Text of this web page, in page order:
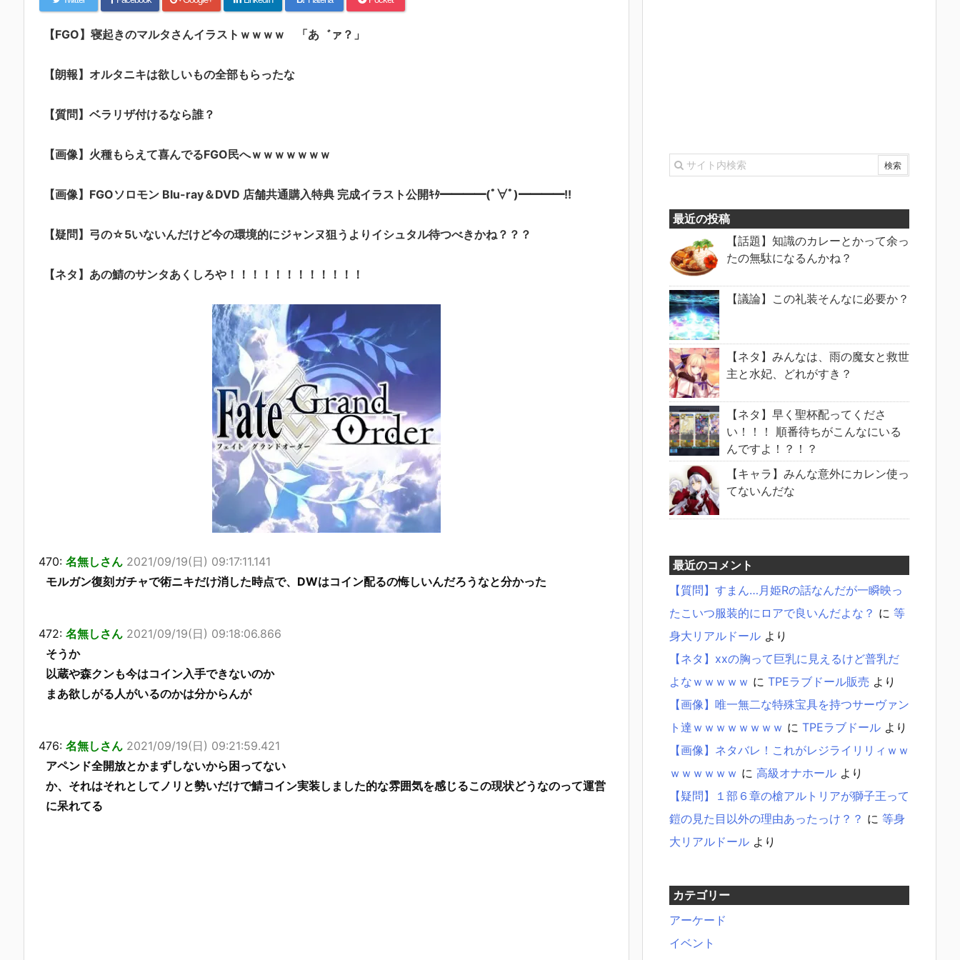
【FGO】寝起きのマルタさんイラストｗｗｗｗ 「あ゛ァ？」
【朗報】オルタニキは欲しいもの全部もらったな
【質問】ベラリザ付けるなら誰？
【画像】火種もらえて喜んでるFGO民へｗｗｗｗｗｗｗ
【画像】FGOソロモン Blu-ray＆DVD 店舗共通購入特典 完成イラスト公開ｷﾀ━━━━(ﾟ∀ﾟ)━━━━!!
【疑問】弓の☆5いないんだけど今の環境的にジャンヌ狙うよりイシュタル待つべきかね？？？
【ネタ】あの鯖のサンタあくしろや！！！！！！！！！！！！
470: 名無しさん 2021/09/19(日) 09:17:11.141
モルガン復刻ガチャで術ニキだけ消した時点で、DWはコイン配るの悔しいんだろうなと分かった
472: 名無しさん 2021/09/19(日) 09:18:06.866
そうか
以蔵や森クンも今はコイン入手できないのか
まあ欲しがる人がいるのかは分からんが
476: 名無しさん 2021/09/19(日) 09:21:59.421
アペンド全開放とかまずしないから困ってない
か、それはそれとしてノリと勢いだけで鯖コイン実装しました的な雰囲気を感じるこの現状どうなのって運営
に呆れてる
最近の投稿
【話題】知識のカレーとかって余っ
たの無駄になるんかね？
【議論】この礼装そんなに必要か？
【ネタ】みんなは、雨の魔女と救世
主と水妃、どれがすき？
【ネタ】早く聖杯配ってくださ
い！！！ 順番待ちがこんなにいる
んですよ！？！？
【キャラ】みんな意外にカレン使っ
てないんだな
最近のコメント
【質問】すまん…月姫Rの話なんだが一瞬映っ
たこいつ服装的にロアで良いんだよな？ に 等
身大リアルドール より
【ネタ】xxの胸って巨乳に見えるけど普乳だ
よなｗｗｗｗｗ に TPEラブドール販売 より
【画像】唯一無二な特殊宝具を持つサーヴァン
ト達ｗｗｗｗｗｗｗｗ に TPEラブドール より
【画像】ネタバレ！これがレジライリリィｗｗ
ｗｗｗｗｗｗ に 高級オナホール より
【疑問】１部６章の槍アルトリアが獅子王って
鎧の見た目以外の理由あったっけ？？ に 等身
大リアルドール より
カテゴリー
アーケード
イベント